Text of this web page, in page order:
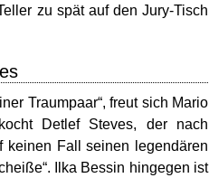
zu spät auf den Jury-Tisch
Traumpaar“, freut sich Mario
Detlef Steves, der nach
keinen Fall seinen legendären
Ilka Bessin hingegen ist